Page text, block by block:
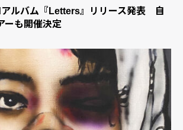
ルバム『Letters』リリース発表 自
ーも開催決定